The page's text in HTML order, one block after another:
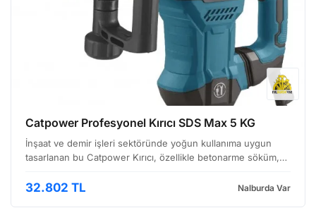
Catpower Profesyonel Kırıcı SDS Max 5 KG
İnşaat ve demir işleri sektöründe yoğun kullanıma uygun
tasarlanan bu Catpower Kırıcı, özellikle betonarme söküm,
sunmak için geliştirilmiştir. Ergonomik tasarımı v…
32.802 TL Nalburda Var